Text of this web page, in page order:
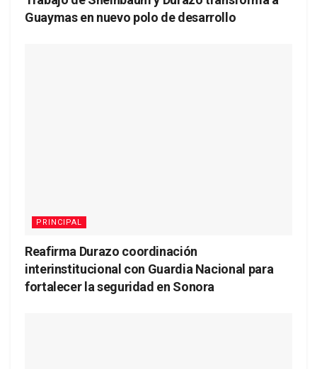
Guaymas en nuevo polo de desarrollo
PRINCIPAL
Reafirma Durazo coordinación
interinstitucional con Guardia Nacional para
fortalecer la seguridad en Sonora